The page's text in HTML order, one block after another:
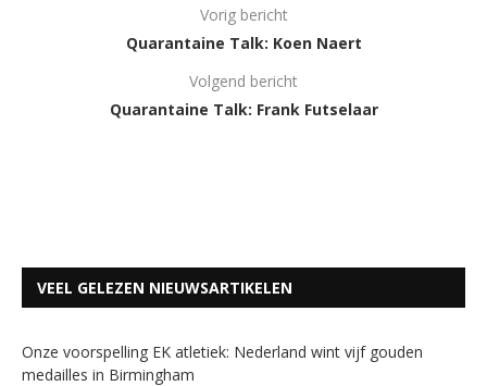
Vorig bericht
Quarantaine Talk: Koen Naert
Volgend bericht
Quarantaine Talk: Frank Futselaar
VEEL GELEZEN NIEUWSARTIKELEN
Onze voorspelling EK atletiek: Nederland wint vijf gouden
medailles in Birmingham